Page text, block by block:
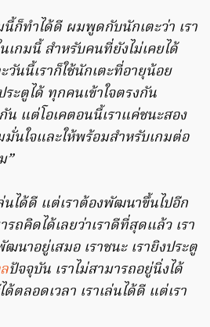
นี้ก็ทำได้ดี ผมพูดกับนักเตะว่า เรา
เกมนี้ สำหรับคนที่ยังไม่เคยได้
นนี้เราก็ใช้นักเตะที่อายุน้อย
ะตูได้ ทุกคนเข้าใจตรงกัน
แต่โอเคตอนนี้เราแค่ชนะสอง
มั่นใจและให้พร้อมสำหรับเกมต่อ
”
นได้ดี แต่เราต้องพัฒนาขึ้นไปอีก
รถคิดได้เลยว่าเราดีที่สุดแล้ว เรา
นาอยู่เสมอ เราชนะ เรายิงประตู
ปัจจุบัน เราไม่สามารถอยู่นิ่งได้
ตลอดเวลา เราเล่นได้ดี แต่เรา